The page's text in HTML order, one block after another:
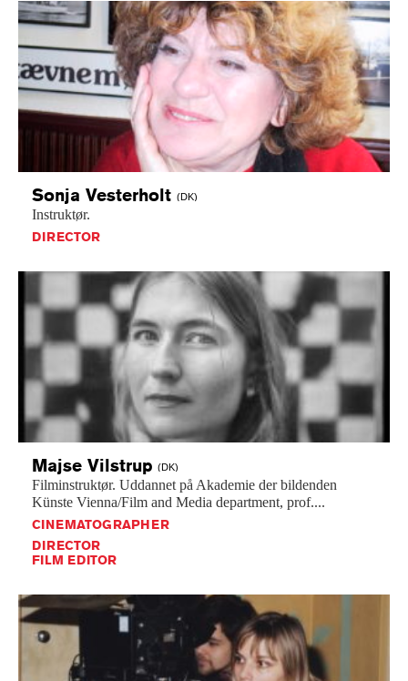
Sonja Vesterholt (DK)
Instruktør.
DIRECTOR
Majse Vilstrup (DK)
Filminstruktør. Uddannet på Akademie der bildenden
Künste Vienna/Film and Media department, prof....
CINEMATOGRAPHER
DIRECTOR
FILM EDITOR